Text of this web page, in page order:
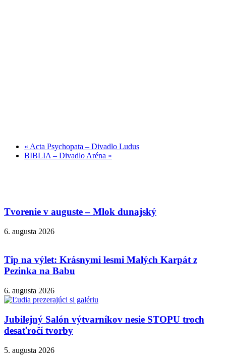
« Acta Psychopata – Divadlo Ludus
BIBLIA – Divadlo Aréna »
Tvorenie v auguste – Mlok dunajský
6. augusta 2026
Tip na výlet: Krásnymi lesmi Malých Karpát z
Pezinka na Babu
6. augusta 2026
Jubilejný Salón výtvarníkov nesie STOPU troch
desaťročí tvorby
5. augusta 2026